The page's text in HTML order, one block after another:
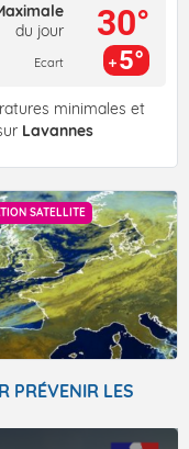
du jour
Ecart
30°
5°
minimales et
Lavannes
SATELLITE
PRÉVENIR LES